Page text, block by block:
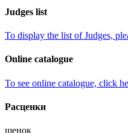
Judges list
To display the list of Judges,
Online catalogue
To see online catalogue, click
Расценки
щенок